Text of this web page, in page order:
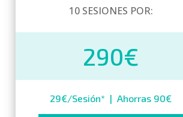
10 SESIONES POR:
290€
29€/Sesión* | Ahorras 90€